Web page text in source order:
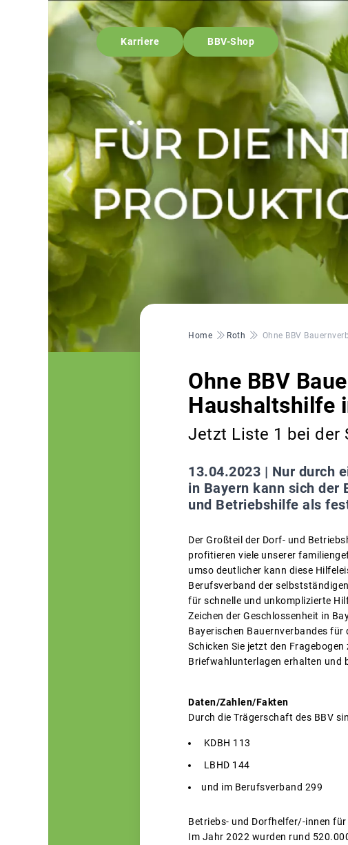
Karriere BBV-Shop
Pfadnavigation
Home Roth Ohne BBV
Ohne BBV
Haushaltshilfe
Jetzt Liste 1 bei der
13.04.2023 | Nur durch
in Bayern kann sich der
und Betriebshilfe als
Der Großteil der Dorf- und
profitieren viele unserer
umso deutlicher kann diese
Berufsverband der
für schnelle und unkomplizierte
Zeichen der Geschlossenheit in
Bayerischen Bauernverbandes für
Schicken Sie jetzt den
Briefwahlunterlagen erhalten und
Daten/Zahlen/Fakten
Durch die Trägerschaft des BBV
KDBH 113
LBHD 144
und im Berufsverband 299
Betriebs- und Dorfhelfer/-innen für
Im Jahr 2022 wurden rund